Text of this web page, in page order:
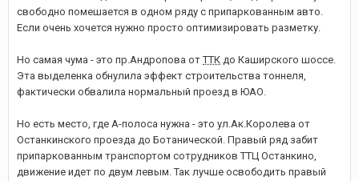
свободно помешается в одном ряду с припаркованным авто.
Если очень хочется нужно просто оптимизировать разметку.
Но самая чума - это пр.Андропова отТТК до Каширского шоссе.
Эта выделенка обнулила эффект строительства тоннеля,
фактически обвалила нормальный проезд в ЮАО.
Но есть место, где А-полоса нужна - это ул.Ак.Королева от
Останкинского проезда до Ботанической. Правый ряд забит
припаркованным транспортом сотрудников ТТЦ Останкино,
движение идет по двум левым. Так лучше освободить правый